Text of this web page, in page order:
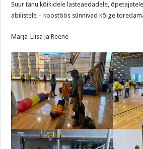
Suur tänu kõikidele lasteaedadele,
abilistele – koostöös sünnivad kõige
Marja-Liisa ja Reene